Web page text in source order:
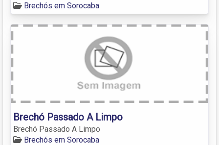
Brechós em Sorocaba
Brechó Passado A Limpo
Brechó Passado A Limpo
Brechós em Sorocaba